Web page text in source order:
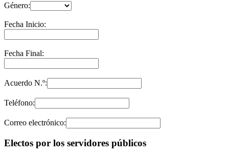
Género:
Fecha Inicio:
Fecha Final:
Acuerdo N.º:
Teléfono:
Correo electrónico:
Electos por los servidores públicos